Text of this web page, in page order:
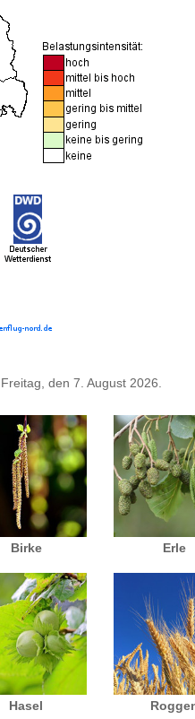
, Freitag, den 7. August 2026.
Birke Erle
Hasel